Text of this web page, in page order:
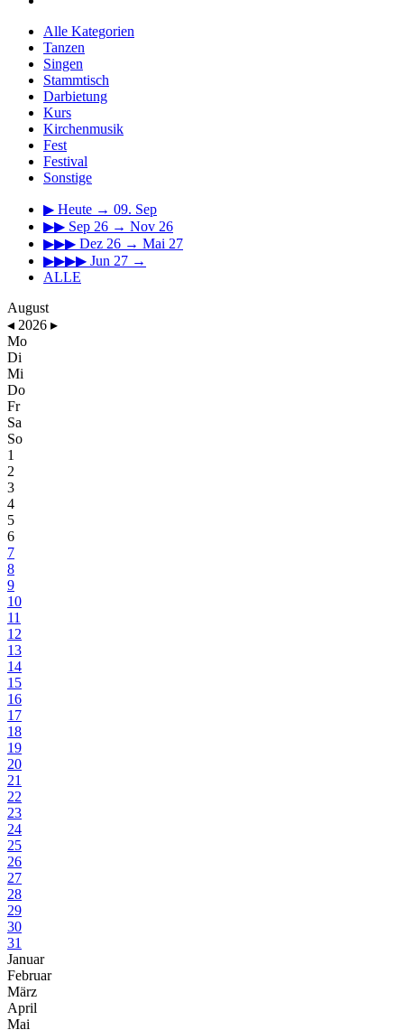
Alle Kategorien
Tanzen
Singen
Stammtisch
Darbietung
Kurs
Kirchenmusik
Fest
Festival
Sonstige
▶ Heute → 09. Sep
▶▶ Sep 26 → Nov 26
▶▶▶ Dez 26 → Mai 27
▶▶▶▶ Jun 27 →
ALLE
August
◂ 2026 ▸
Mo
Di
Mi
Do
Fr
Sa
So
1
2
3
4
5
6
7
8
9
10
11
12
13
14
15
16
17
18
19
20
21
22
23
24
25
26
27
28
29
30
31
Januar
Februar
März
April
Mai